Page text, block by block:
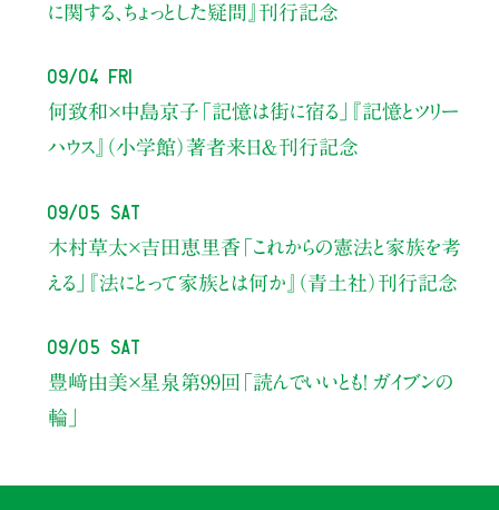
に関する、ちょっとした疑問』刊行記念
09/04 Fri
何致和×中島京子 「記憶は街に宿る」
『記憶とツリー
ハウス』（小学館）著者来日＆刊行記念
09/05 Sat
木村草太×吉田恵里香 「これからの憲法と家族を考
える」
『法にとって家族とは何か』（青土社）刊行記念
09/05 Sat
豊﨑由美×星泉 第99回「読んでいいとも！ ガイブンの
輪」